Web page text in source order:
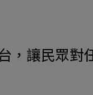
，讓民眾對